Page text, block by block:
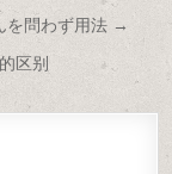
を問わず用法 →
区别